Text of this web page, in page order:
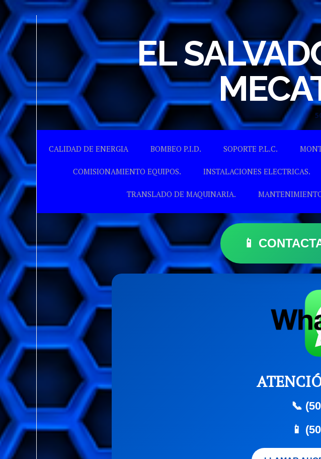
EL
CALIDAD DE ENERGIA BOMBEO P.I.D. SOPORTE P.L.C.
COMISIONAMIENTO EQUIPOS. INSTALACIONES ELECTRICAS.
TRANSLADO DE MAQUINARIA.
📱
📞
📱